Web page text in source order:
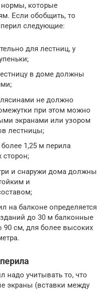
нормы, которые
Если обобщить, то
следующие:
для лестниц, у
в доме должны
не должно
при этом можно
экранами или узором
лестницы;
1,25 м перила
и снаружи дома должны
и
на балконе определяется
до 30 м балконные
90 см, для более высоких
надо учитывать то, что
экраны (вставки между